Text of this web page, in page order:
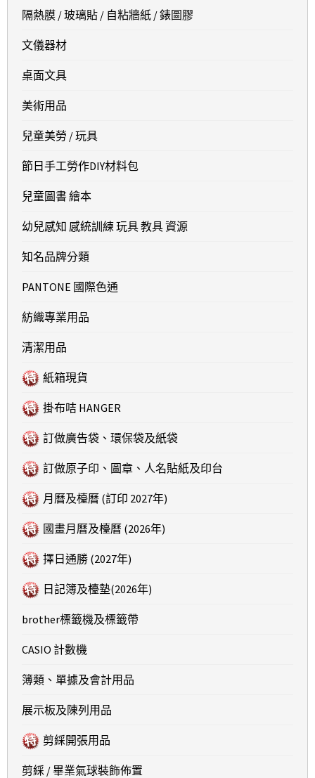
隔熱膜 / 玻璃貼 / 自粘牆紙 / 錶圖膠
文儀器材
桌面文具
美術用品
兒童美勞 / 玩具
節日手工勞作DIY材料包
兒童圖書 繪本
幼兒感知 感統訓練 玩具 教具 資源
知名品牌分類
PANTONE 國際色通
紡織專業用品
清潔用品
紙箱現貨
掛布咭 HANGER
訂做廣告袋、環保袋及紙袋
訂做原子印、圖章、人名貼紙及印台
月曆及檯曆 (訂印 2027年)
國畫月曆及檯曆 (2026年)
擇日通勝 (2027年)
日記簿及檯墊(2026年)
brother標籤機及標籤帶
CASIO 計數機
簿類、單據及會計用品
展示板及陳列用品
剪綵開張用品
剪綵 / 畢業氣球裝飾佈置